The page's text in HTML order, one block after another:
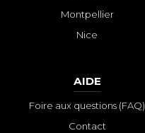
Montpellier
Nice
AIDE
Foire aux questions (FAQ)
Contact